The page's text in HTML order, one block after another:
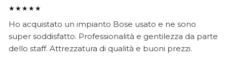
★★★★★
Ho acquistato un impianto Bose usato e ne sono
super soddisfatto. Professionalità e gentilezza da parte
dello staff. Attrezzatura di qualità e buoni prezzi.